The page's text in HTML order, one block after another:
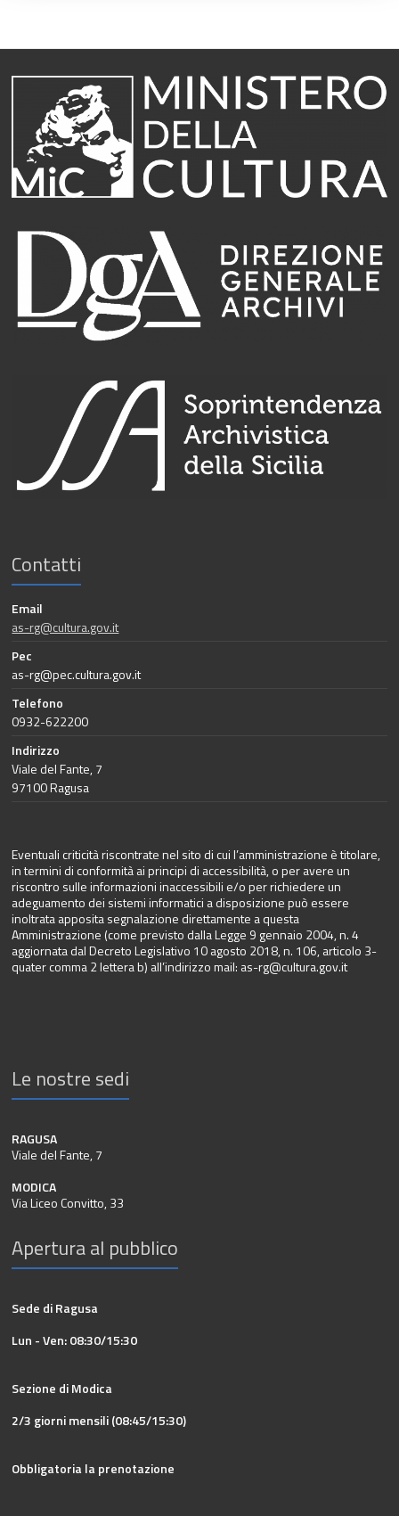
Contatti
Email
as-rg@cultura.gov.it
Pec
as-rg@pec.cultura.gov.it
Telefono
0932-622200
Indirizzo
Viale del Fante, 7
97100 Ragusa
Eventuali criticità riscontrate nel sito di cui l’amministrazione è titolare,
in termini di conformità ai principi di accessibilità, o per avere un
riscontro sulle informazioni inaccessibili e/o per richiedere un
adeguamento dei sistemi informatici a disposizione può essere
inoltrata apposita segnalazione direttamente a questa
Amministrazione (come previsto dalla Legge 9 gennaio 2004, n. 4
aggiornata dal Decreto Legislativo 10 agosto 2018, n. 106, articolo 3-
quater comma 2 lettera b) all’indirizzo mail: as-rg@cultura.gov.it
Le nostre sedi
RAGUSA
Viale del Fante, 7
MODICA
Via Liceo Convitto, 33
Apertura al pubblico
Sede di Ragusa
Lun - Ven: 08:30/15:30
Sezione di Modica
2/3 giorni mensili (08:45/15:30)
Obbligatoria la prenotazione